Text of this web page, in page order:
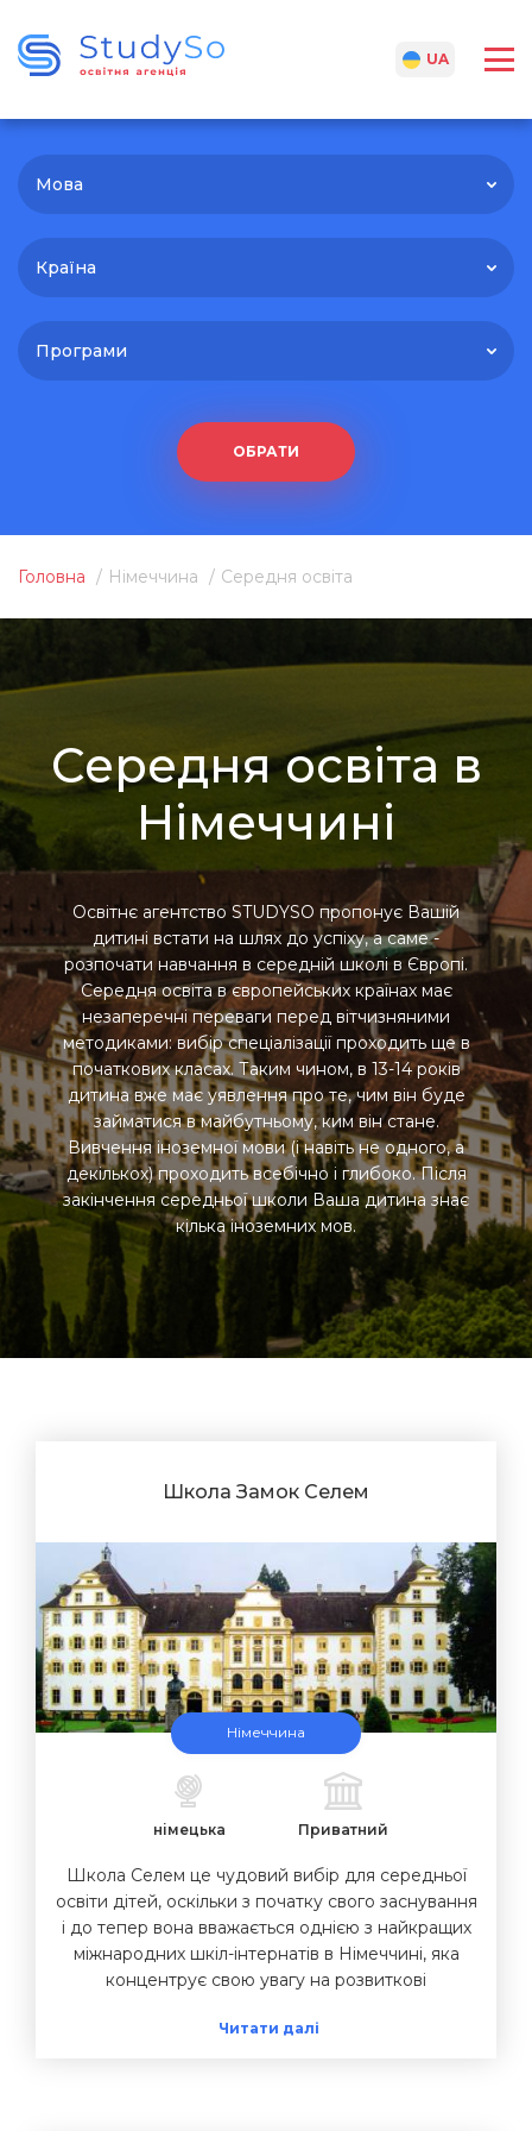
UA
Мова
Країна
Програми
ОБРАТИ
Головна Німеччина Середня освіта
Середня освіта в
Німеччині
Освітнє агентство STUDYSO пропонує Вашій
дитині встати на шлях до успіху, а саме -
розпочати навчання в середній школі в Європі.
Середня освіта в європейських країнах має
незаперечні переваги перед вітчизняними
методиками: вибір спеціалізації проходить ще в
початкових класах. Таким чином, в 13-14 років
дитина вже має уявлення про те, чим він буде
займатися в майбутньому, ким він стане.
Вивчення іноземної мови (і навіть не одного, а
декількох) проходить всебічно і глибоко. Після
закінчення середньої школи Ваша дитина знає
кілька іноземних мов.
Школа Замок Селем
Німеччина
німецька Приватний
Школа Селем це чудовий вибір для середньої
освіти дітей, оскільки з початку свого заснування
і до тепер вона вважається однією з найкращих
міжнародних шкіл-інтернатів в Німеччині, яка
концентрує свою увагу на розвиткові
школярі вчяться бути відповідальними як за себе
Читати далі